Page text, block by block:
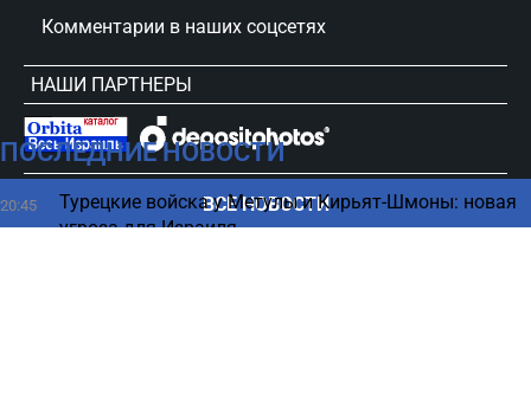
ПОСЛЕДНИЕ НОВОСТИ
20:45
Турецкие войска у Метулы и Кирьят-Шмоны: новая
угроза для Израиля
ВСЕ НОВОСТИ
Комментарии в наших соцсетях
НАШИ ПАРТНЕРЫ
сursorinfo.co.il © Все права защищены